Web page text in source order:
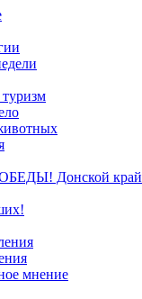
Донской край
мнение